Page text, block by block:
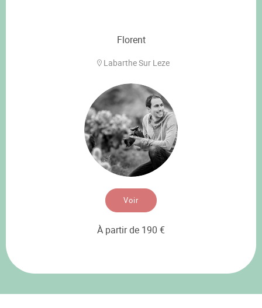
Florent
Labarthe Sur Leze
Voir
À partir de 190 €